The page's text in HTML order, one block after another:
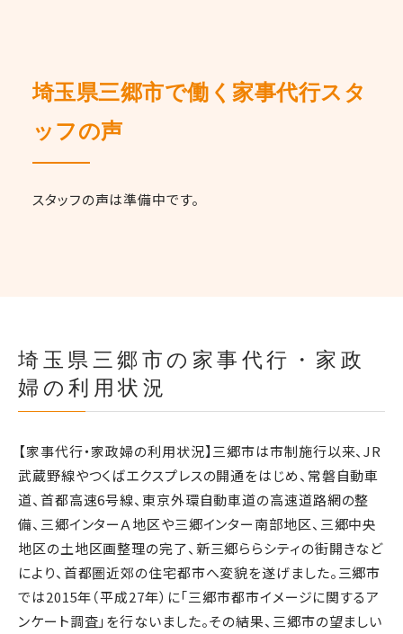
埼玉県三郷市で働く家事代行スタ
ッフの声
スタッフの声は準備中です。
埼玉県三郷市の家事代行・家政
婦の利用状況
【家事代行・家政婦の利用状況】三郷市は市制施行以来、JR
武蔵野線やつくばエクスプレスの開通をはじめ、常磐自動車
道、首都高速6号線、東京外環自動車道の高速道路網の整
備、三郷インターＡ地区や三郷インター南部地区、三郷中央
地区の土地区画整理の完了、新三郷ららシティの街開きなど
により、首都圏近郊の住宅都市へ変貌を遂げました。三郷市
では2015年（平成27年）に「三郷市都市イメージに関するア
ンケート調査」を行ないました。その結果、三郷市の望ましい